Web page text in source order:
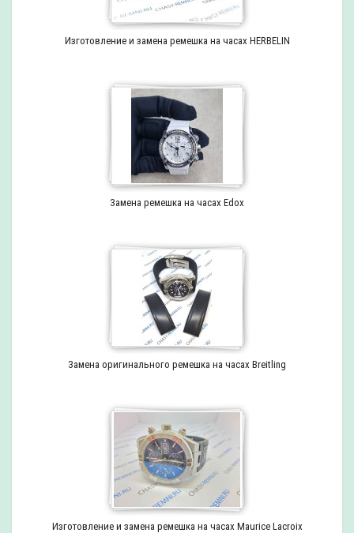
Изготовление и замена ремешка на часах HERBELIN
Замена ремешка на часах Edox
Замена оригинального ремешка на часах Breitling
Изготовление и замена ремешка на часах Maurice Lacroix